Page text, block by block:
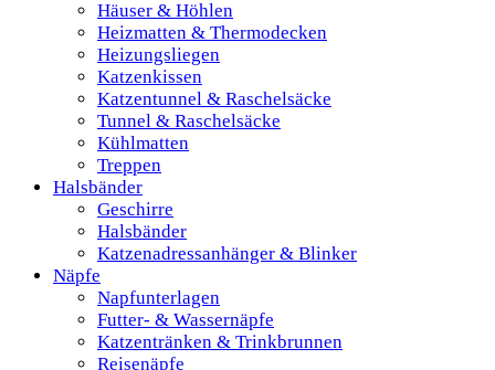
Häuser & Höhlen
Heizmatten & Thermodecken
Heizungsliegen
Katzenkissen
Katzentunnel & Raschelsäcke
Tunnel & Raschelsäcke
Kühlmatten
Treppen
Halsbänder
Geschirre
Halsbänder
Katzenadressanhänger & Blinker
Näpfe
Napfunterlagen
Futter- & Wassernäpfe
Katzentränken & Trinkbrunnen
Reisenäpfe